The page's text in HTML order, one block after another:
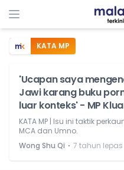
KATA MP
'Ucapan saya
Jawi karang buku
luar konteks' - MP
KATA MP | Isu ini taktik
MCA dan Umno.
Wong Shu Qi ⋅ 7 tahun lepas